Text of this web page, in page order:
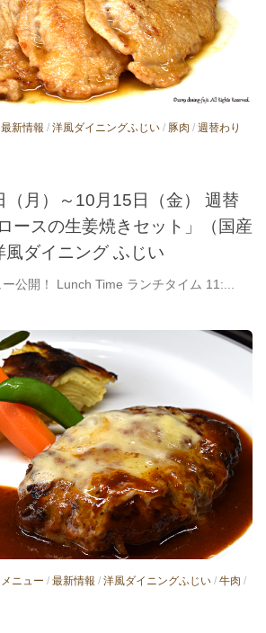
最新情報 / 洋風ダイニングふじい / 豚肉 / 週替わり
月）～10月15日（金） 週替
ースの生姜焼きセット」（国産
風ダイニング ふじい
公開！ Lunch Time ランチタイム 11:...
ニュー / 最新情報 / 洋風ダイニングふじい / 牛肉 /